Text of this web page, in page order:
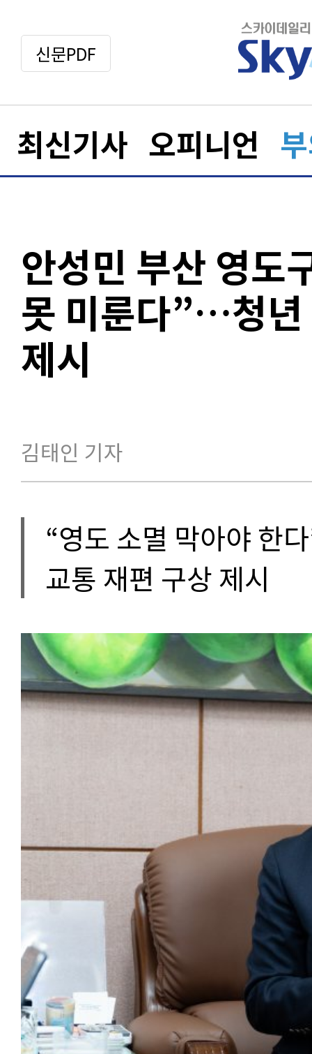
신문PDF
최신기사 오피니언
안성민 부산 영도
못 미룬다”…청년
제시
김태인 기자
“영도 소멸 막아야 한
교통 재편 구상 제시